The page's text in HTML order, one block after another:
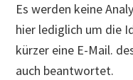
Es werden keine
hier lediglich um die
kürzer eine E-Mail.
auch beantwortet.